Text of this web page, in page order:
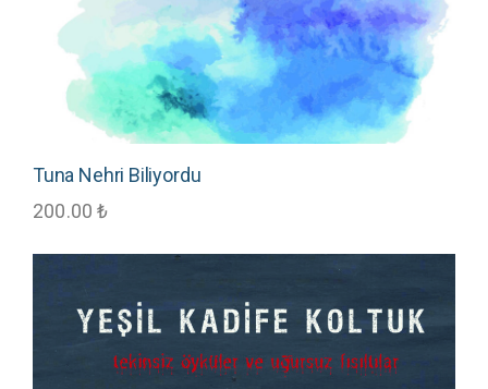
Tuna Nehri Biliyordu
200.00₺